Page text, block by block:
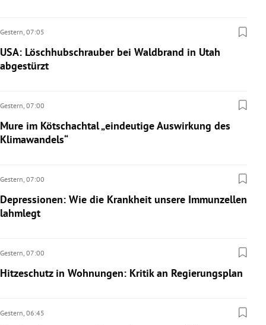
Gestern, 07:05
USA: Löschhubschrauber bei Waldbrand in Utah
abgestürzt
Gestern, 07:00
Mure im Kötschachtal „eindeutige Auswirkung des
Klimawandels“
Gestern, 07:00
Depressionen: Wie die Krankheit unsere Immunzellen
lahmlegt
Gestern, 07:00
Hitzeschutz in Wohnungen: Kritik an Regierungsplan
Gestern, 06:45